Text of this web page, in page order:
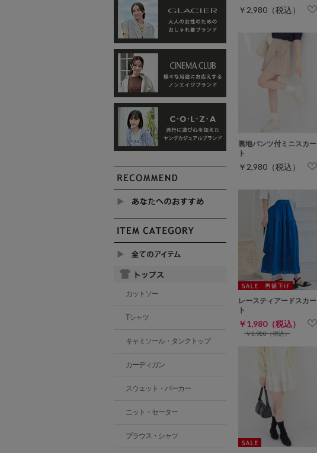
￥2,980（税込）
裏地パンツ付ミニスカー
ト
￥2,980（税込）
レースティアードスカー
ト
￥1,980（税込）
￥3,980（税込）
カットソー
Tシャツ
キャミソール・タンクトップ
カーディガン
スウェット・パーカー
ニット・セーター
ブラウス・シャツ